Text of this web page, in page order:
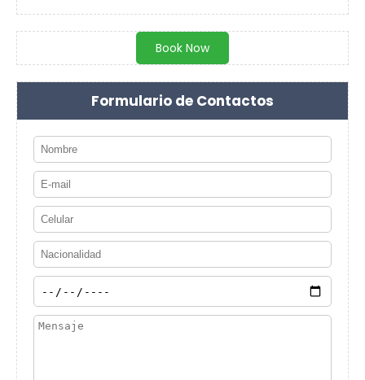
Book Now
Formulario de Contactos